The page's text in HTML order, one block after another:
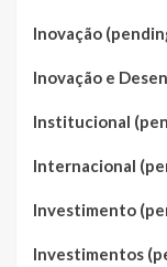
Inovação
Inovação e
Institucional
Internacional
Investimento
Investimentos